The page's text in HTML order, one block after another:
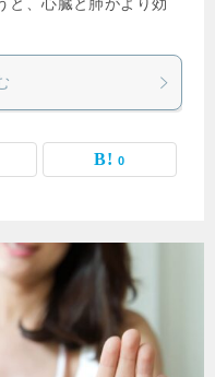
0